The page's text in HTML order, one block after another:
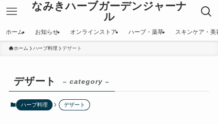
なみきハーブガーデンジャーナ
ル
ホーム お知らせ オンラインストア ハーブ・薬草 スキンケア・美
ホーム ハーブ料理 デザート
デザート – category –
ハーブ料理 デザート